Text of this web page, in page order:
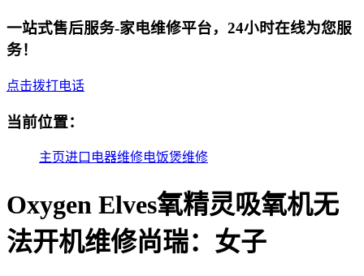
一站式售后服务-家电维修平台，24小时在线为您服
务！
点击拨打电话
当前位置：
主页进口电器维修电饭煲维修
Oxygen Elves氧精灵吸氧机无
法开机维修尚瑞：女子